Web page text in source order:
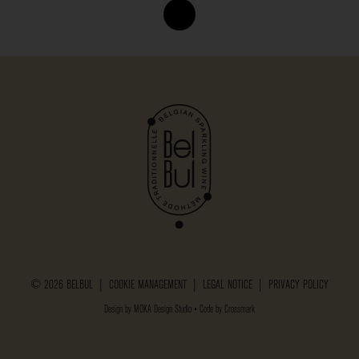
© 2026 BELBUL | COOKIE MANAGEMENT LEGAL NOTICE PRIVACY POLICY
Design by MOKA Design Studio • Code by Crossmark